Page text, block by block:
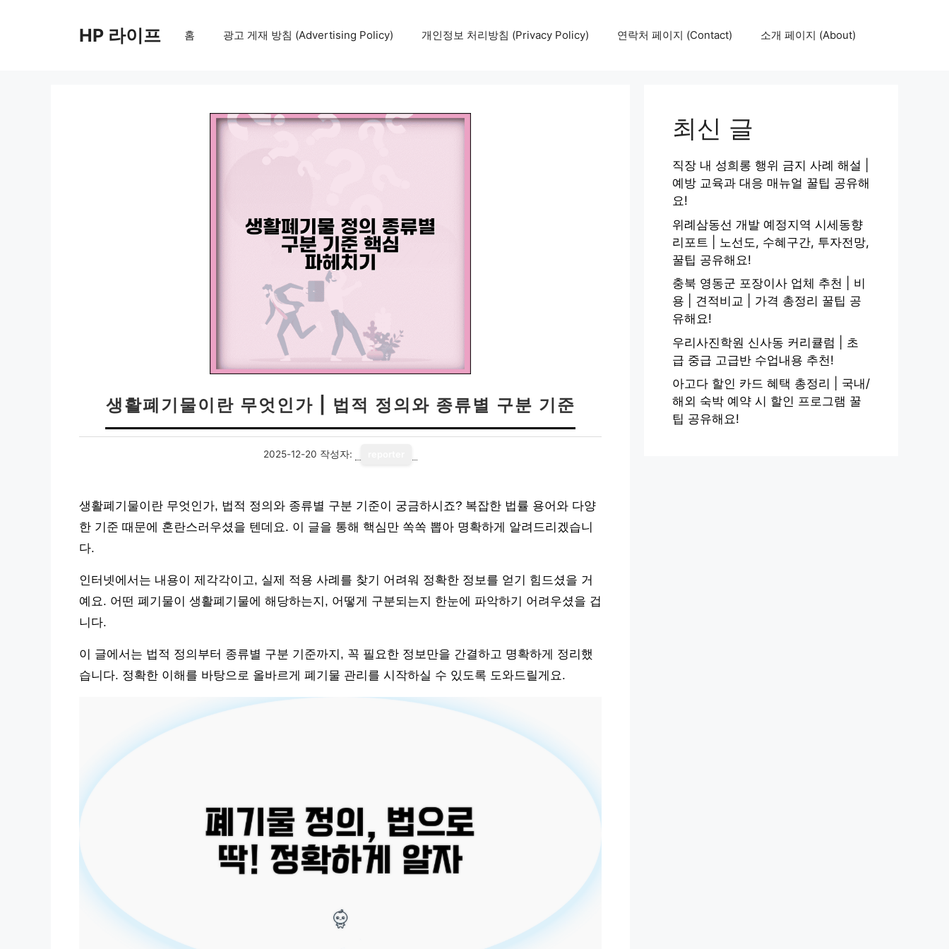
HP 라이프 홈 광고 게재 방침 (Advertising Policy) 개인정보 처리방침 (Privacy Policy) 연락처 페이지 (Contact) 소개 페이지 (About)
생활폐기물이란 무엇인가 | 법적 정의와 종류별 구분 기준
2025-12-20 작성자:
생활폐기물이란 무엇인가, 법적 정의와 종류별 구분 기준이 궁금하시죠? 복잡한 법률 용어와 다양
한 기준 때문에 혼란스러우셨을 텐데요. 이 글을 통해 핵심만 쏙쏙 뽑아 명확하게 알려드리겠습니
다.
인터넷에서는 내용이 제각각이고, 실제 적용 사례를 찾기 어려워 정확한 정보를 얻기 힘드셨을 거
예요. 어떤 폐기물이 생활폐기물에 해당하는지, 어떻게 구분되는지 한눈에 파악하기 어려우셨을 겁
니다.
이 글에서는 법적 정의부터 종류별 구분 기준까지, 꼭 필요한 정보만을 간결하고 명확하게 정리했
습니다. 정확한 이해를 바탕으로 올바르게 폐기물 관리를 시작하실 수 있도록 도와드릴게요.
최신 글
직장 내 성희롱 행위 금지 사례 해설 |
예방 교육과 대응 매뉴얼 꿀팁 공유해
요!
위례삼동선 개발 예정지역 시세동향
리포트 | 노선도, 수혜구간, 투자전망,
꿀팁 공유해요!
충북 영동군 포장이사 업체 추천 | 비
용 | 견적비교 | 가격 총정리 꿀팁 공
유해요!
우리사진학원 신사동 커리큘럼 | 초
급 중급 고급반 수업내용 추천!
아고다 할인 카드 혜택 총정리 | 국내/
해외 숙박 예약 시 할인 프로그램 꿀
팁 공유해요!